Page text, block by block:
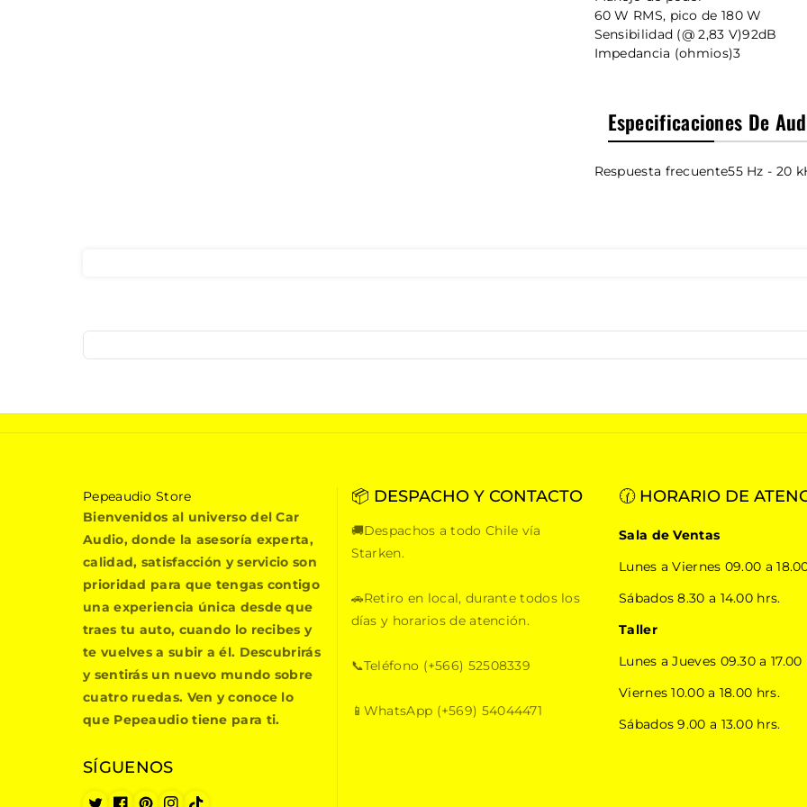
60 W RMS, pico de 180 W
Sensibilidad (@ 2,83 V)92dB
Impedancia (ohmios)3
Especificaciones De
Respuesta frecuente55 Hz - 20
P
e
p
a
u
d
i
o
t
o
r
Pepeaudio Store
Bienvenidos al universo del Car
Audio, donde la asesoría experta,
calidad, satisfacción y servicio son
prioridad para que tengas contigo
una experiencia única desde que
traes tu auto, cuando lo recibes y
te vuelves a subir a él. Descubrirás
y sentirás un nuevo mundo sobre
cuatro ruedas. Ven y conoce lo
que Pepeaudio tiene para ti.
SÍGUENOS
📦 DESPACHO Y CONTACTO
🚚Despachos a todo Chile vía
Starken.
🚗Retiro en local, durante todos los
días y horarios de atención.
📞Teléfono (+566) 52508339
📱WhatsApp (+569) 54044471
🕜 HORARIO DE
Sala de Ventas
Lunes a Viernes 09.00 a
Sábados 8.30 a 14.00 hrs.
Taller
Lunes a Jueves 09.30 a 17.00
Viernes 10.00 a 18.00 hrs.
Sábados 9.00 a 13.00 hrs.